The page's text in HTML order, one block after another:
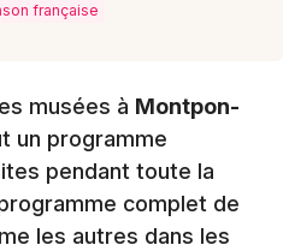
française
musées à Montpon-
un programme
pendant toute la
complet de
les autres dans les